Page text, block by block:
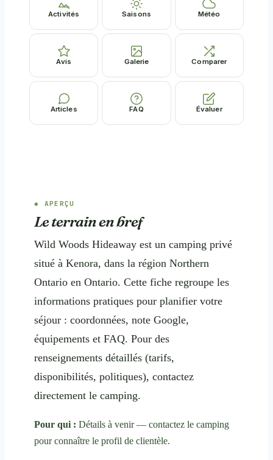
Activités Saisons Météo
Avis Galerie Comparer
Articles FAQ Évaluer
APERÇU
Le terrain en bref
Wild Woods Hideaway est un camping privé
situé à Kenora, dans la région Northern
Ontario en Ontario. Cette fiche regroupe les
informations pratiques pour planifier votre
séjour : coordonnées, note Google,
équipements et FAQ. Pour des
renseignements détaillés (tarifs,
disponibilités, politiques), contactez
directement le camping.
Pour qui : Détails à venir — contactez le camping
pour connaître le profil de clientèle.